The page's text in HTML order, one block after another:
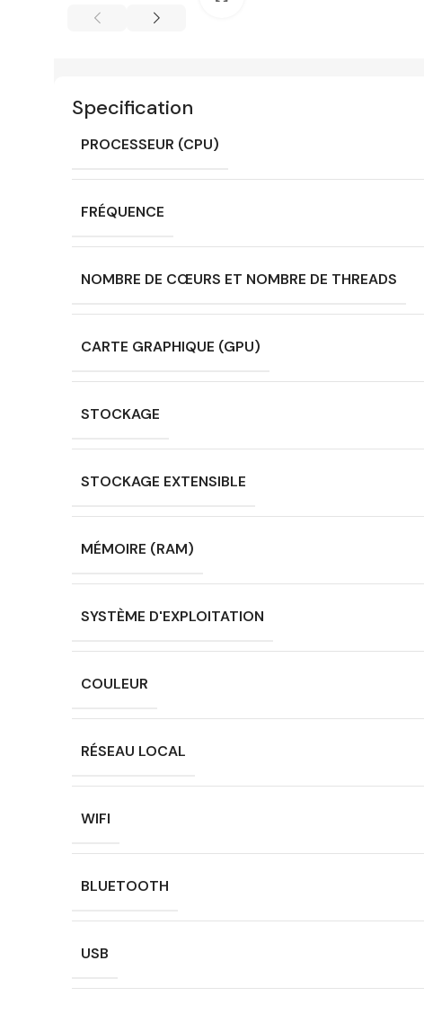
Specification
PROCESSEUR (CPU)
FRÉQUENCE
NOMBRE DE CŒURS ET NOMBRE DE THREADS
CARTE GRAPHIQUE (GPU)
STOCKAGE
STOCKAGE EXTENSIBLE
MÉMOIRE (RAM)
SYSTÈME D'EXPLOITATION
COULEUR
RÉSEAU LOCAL
WIFI
BLUETOOTH
USB